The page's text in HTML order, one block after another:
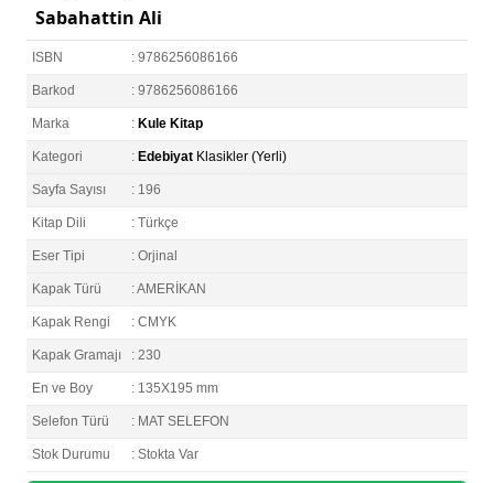
Sabahattin Ali
ISBN : 9786256086166
Barkod : 9786256086166
Marka : Kule Kitap
Kategori : Edebiyat Klasikler (Yerli)
Sayfa Sayısı : 196
Kitap Dili : Türkçe
Eser Tipi : Orjinal
Kapak Türü : AMERİKAN
Kapak Rengi : CMYK
Kapak Gramajı : 230
En ve Boy : 135X195 mm
Selefon Türü : MAT SELEFON
Stok Durumu : Stokta Var